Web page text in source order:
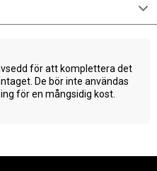
för att komplettera det
De bör inte användas
för en mångsidig kost.